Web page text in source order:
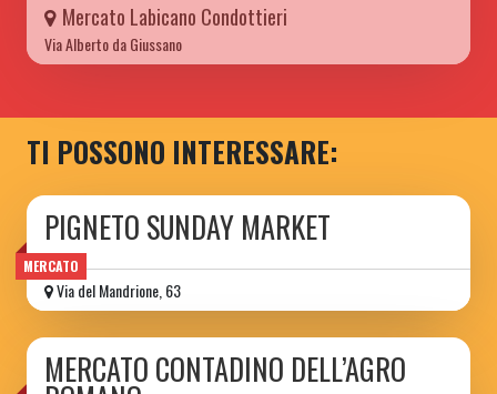
Mercato Labicano Condottieri
Via Alberto da Giussano
TI POSSONO INTERESSARE:
MERCATO
PIGNETO SUNDAY MARKET
Via del Mandrione, 63
MERCATO CONTADINO DELL’AGRO